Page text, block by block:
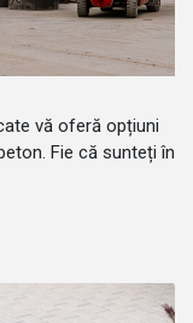
vă oferă opțiuni
Fie că sunteți în